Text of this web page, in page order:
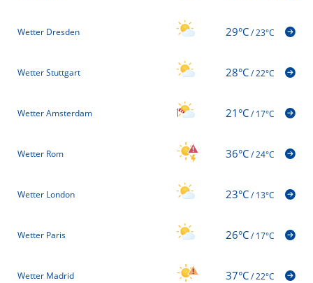
Wetter Dresden 29°C/23°C
Wetter Stuttgart 28°C/22°C
Wetter Amsterdam 21°C/17°C
Wetter Rom 36°C/24°C
Wetter London 23°C/13°C
Wetter Paris 26°C/17°C
Wetter Madrid 37°C/22°C